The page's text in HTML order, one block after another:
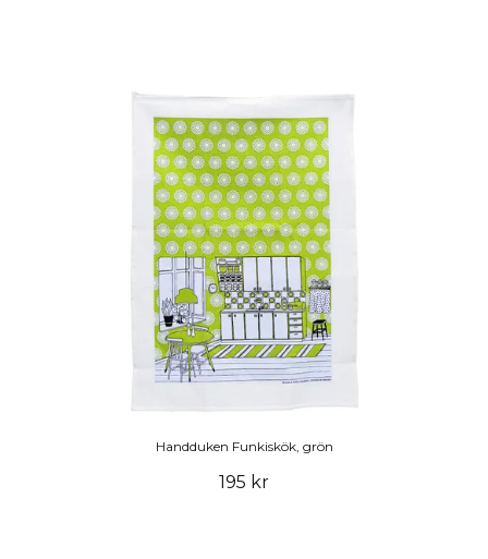
Handduken Funkiskök, grön
195 kr